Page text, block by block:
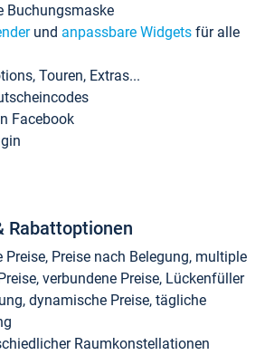
Buchungsmaske
und anpassbare Widgets für alle
Touren, Extras...
Facebook
Rabattoptionen
Preise, Preise nach Belegung, multiple
verbundene Preise, Lückenfüller
dynamische Preise, tägliche
Raumkonstellationen